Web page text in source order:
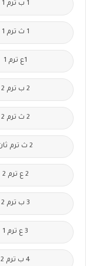
1 ب ترم 1
1 ث ترم 1
1ع ترم 1
2 ب ترم 2
2 ث ترم 2
2 ث ترم ثان
2 ع ترم 2
3 ب ترم 2
3 ع ترم 1
4 ب ترم 2